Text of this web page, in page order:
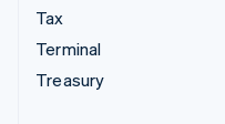
Tax
Terminal
Treasury